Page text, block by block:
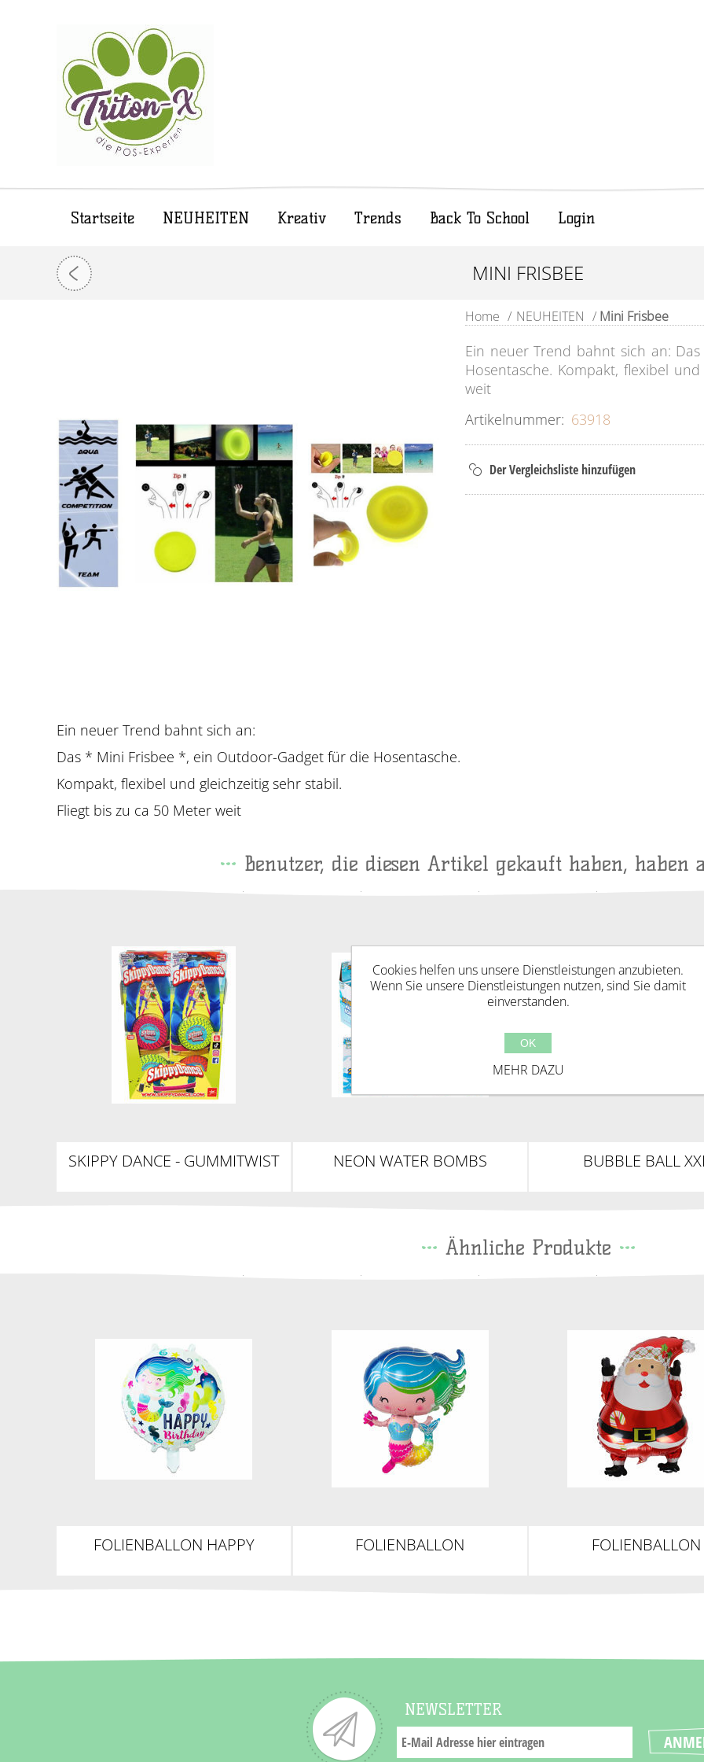
Startseite NEUHEITEN Kreativ Trends Back To School Login
MINI FRISBEE
Home / NEUHEITEN / Mini Frisbee
Ein neuer Trend bahnt sich an:
Hosentasche. Kompakt, flexibel
weit
Artikelnummer: 63918
Ein neuer Trend bahnt sich an:
Das * Mini Frisbee *, ein Outdoor-Gadget für die Hosentasche.
Kompakt, flexibel und gleichzeitig sehr stabil.
Fliegt bis zu ca 50 Meter weit
Benutzer, die diesen Artikel gekauft haben, haben
SKIPPY DANCE - GUMMITWIST NEON WATER BOMBS BUBBLE BALL
Ähnliche Produkte
FOLIENBALLON HAPPY
FOLIENBALLON
FOLIENBALLON
NEWSLETTER
Cookies helfen uns unsere Dienstleistungen anzubieten.
Wenn Sie unsere Dienstleistungen nutzen, sind Sie damit
einverstanden.
OK
MEHR DAZU